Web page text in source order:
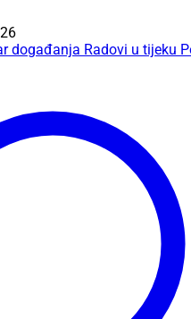
događanja Radovi u tijeku